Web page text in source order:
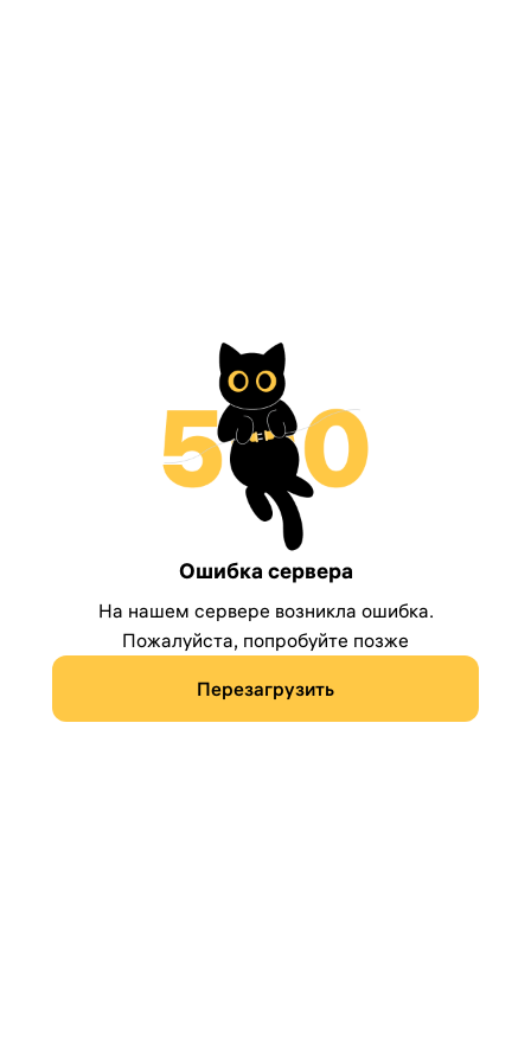
Ошибка сервера
На нашем сервере возникла ошибка.
Пожалуйста, попробуйте позже
Перезагрузить